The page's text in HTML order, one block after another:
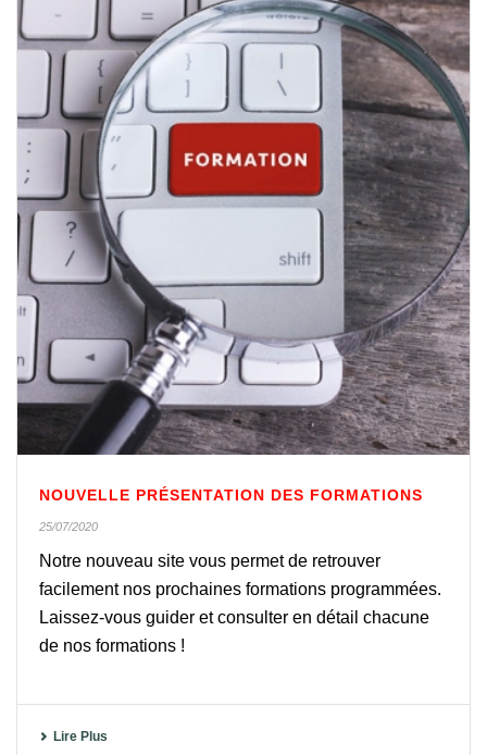
NOUVELLE PRÉSENTATION DES FORMATIONS
25/07/2020
Notre nouveau site vous permet de retrouver
facilement nos prochaines formations programmées.
Laissez-vous guider et consulter en détail chacune
de nos formations !
Lire Plus